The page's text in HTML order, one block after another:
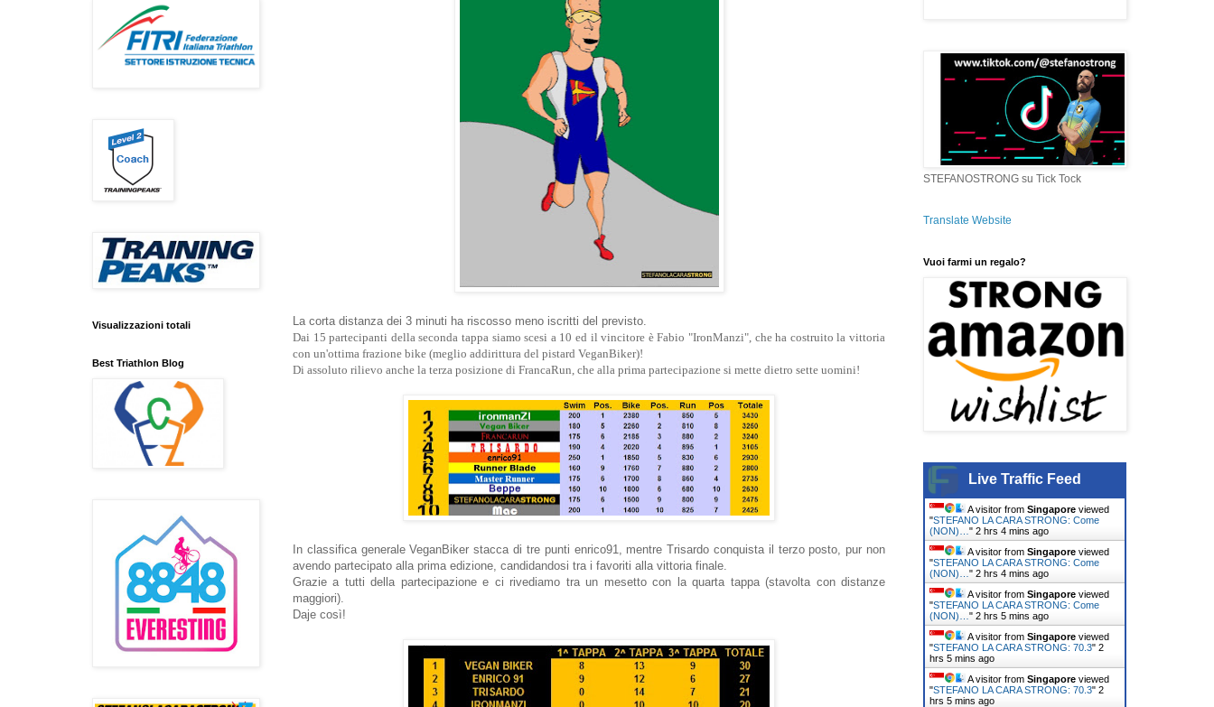
La corta distanza dei 3 minuti ha riscosso meno iscritti del previsto.
Dai 15 partecipanti della seconda tappa siamo scesi a 10 ed il vincitore è Fabio "IronManzi", che ha costruito la vittoria
con un'ottima frazione bike (meglio addirittura del pistard VeganBiker)!
Di assoluto rilievo anche la terza posizione di FrancaRun, che alla prima partecipazione si mette dietro sette uomini!
In classifica generale VeganBiker stacca di tre punti enrico91, mentre Trisardo conquista il terzo posto, pur non
avendo partecipato alla prima edizione, candidandosi tra i favoriti alla vittoria finale.
Grazie a tutti della partecipazione e ci rivediamo tra un mesetto con la quarta tappa (stavolta con distanze
maggiori).
Daje così!
Visualizzazioni totali
Best Triathlon Blog
STEFANOSTRONG su Tick Tock
Translate Website
Vuoi farmi un regalo?
Live Traffic Feed
A visitor from Singapore viewed
"STEFANO LA CARA STRONG: Come
(NON)… " 2 hrs 4 mins ago
A visitor from Singapore viewed
"STEFANO LA CARA STRONG: Come
(NON)… " 2 hrs 4 mins ago
A visitor from Singapore viewed
"STEFANO LA CARA STRONG: Come
(NON)… " 2 hrs 5 mins ago
A visitor from Singapore viewed
"STEFANO LA CARA STRONG: 70.3" 2
hrs 5 mins ago
A visitor from Singapore viewed
"STEFANO LA CARA STRONG: 70.3" 2
hrs 5 mins ago